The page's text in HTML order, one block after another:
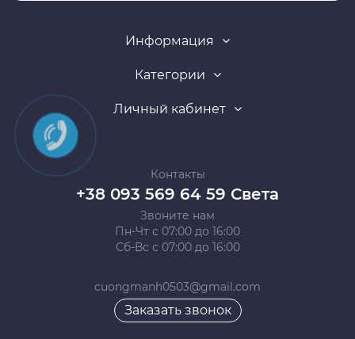
Информация
Категории
Личный кабинет
Контакты
+38 093 569 64 59 Света
Звоните нам
Пн-Чт с 07:00 до 16:00
Сб-Вс с 07:00 до 16:00
cuongmanh0503@gmail.com
Заказать звонок